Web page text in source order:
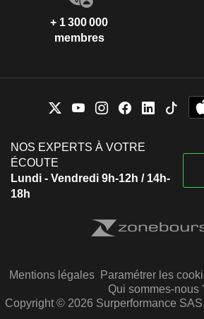
+ 1 300 000
membres
NOS EXPERTS À VOTRE
ÉCOUTE
Lundi - Vendredi 9h-12h / 14h-
18h
Mentions légales Paramétrer les
Qui sommes-nous
Copyright © 2026 Surperformance